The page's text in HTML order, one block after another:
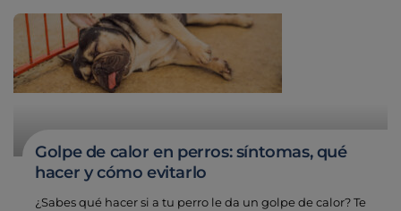
Golpe de calor en perros: síntomas, qué
hacer y cómo evitarlo
¿Sabes qué hacer si a tu perro le da un golpe de calor? Te